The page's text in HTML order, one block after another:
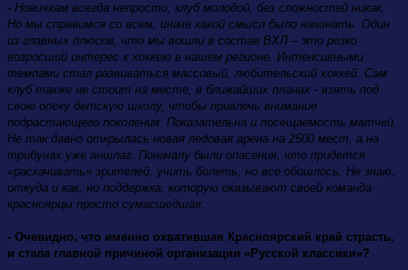
- Новичкам всегда непросто, клуб молодой, без сложностей никак.
Но мы справимся со всем, иначе какой смысл было начинать. Один
из главных плюсов, что мы вошли в состав ВХЛ – это резко
возросший интерес к хоккею в нашем регионе. Интенсивными
темпами стал развиваться массовый, любительский хоккей. Сам
клуб также не стоит на месте, в ближайших планах - взять под
свою опеку детскую школу, чтобы привлечь внимание
подрастающего поколения. Показательна и посещаемость матчей.
Не так давно открылась новая ледовая арена на 2500 мест, а на
трибунах уже аншлаг. Поначалу были опасения, что придется
«раскачивать» зрителей, учить болеть, но все обошлось. Не знаю,
откуда и как, но поддержка, которую оказывают своей команда
красноярцы просто сумасшедшая.
- Очевидно, что именно охватившая Красноярский край страсть,
и стала главной причиной организации «Русской классики»?